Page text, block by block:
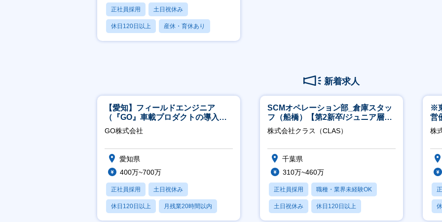
正社員採用 土日祝休み
休日120日以上 産休・育休あり
転勤なし
新着求人
【愛知】フィールドエンジニア
（『GO』車載プロダクトの導入サ
ポート／年休120日／土日祝休／直
行直帰
GO株式会社
愛知県
400万~700万
正社員採用 土日祝休み
休日120日以上 月残業20時間以内
SCMオペレーション部_倉庫スタッ
フ（船橋）【第2新卒/ジュニア層歓
迎】
株式会社クラス（CLAS）
千葉県
310万~460万
正社員採用 職種・業界未経験OK
土日祝休み 休日120日以上
※
営
有
株